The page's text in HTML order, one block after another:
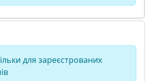
для зареєстрованих